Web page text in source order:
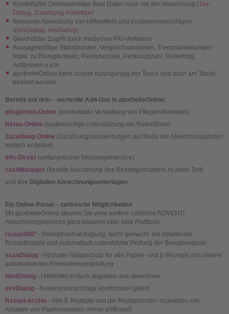
Komfortable Onlinekorrektur Ihrer Daten noch vor der Abrechnung (Tax-
Dialog, Zuzahlung-Korrektur)
Bequeme Abwicklung von Hilfsmitteln und Kostenvoranschlägen
(himiDialog, ekvDialog)
Geschützter Zugriff durch modernes PKI-Verfahren
Aussagekräftige Statistikdaten, Vergleichsanalysen, Trenddarstellungen
bspw. zu Rezeptumsatz, Rezeptanzahl, Packungszahl, Rohertrag,
Arztpraxen u.v.m.
apothekeOnline kann zudem durchgängig per Touch und auch am Tablet
bedient werden
Bereits mit drin – wertvolle Add-Ons in apothekeOnline:
pflegeHimi-Online (komfortable Verwaltung von Pflegehilfsmitteln)
Retax-Online (systemseitige Unterstützung bei Retaxfällen)
Zuzahlung-Online (Zuzahlungsauswertungen auf Basis der Abrechnungsdaten
einfach erstellen)
Info-Direkt (umfangreicher Messengerservice)
cashManager (flexible Auszahlung des Rezeptguthabens zu jeder Zeit)
und Ihre Digitalen Abrechnungsunterlagen
Ein Online-Portal – zahlreiche Möglichkeiten
Mit apothekeOnline steuern Sie viele weitere nützliche NOVENTI
Abrechnungsservices ganz bequem über eine Plattform:
rezept360° - Rezeptnachverfolgung, leicht gemacht: mit detaillierter
Rezepthistorie und automatisch unterstützter Prüfung der Belegbestände
scanDialog - Höchster Retaxschutz für alle Papier- und E-Rezepte mit unserer
automatisierten Premiumrezeptprüfung
himiDialog - Hilfsmittel einfach abgeben und abrechnen
ekvDialog - Kostenvoranschläge komfortabel gelöst
Rezept-Archiv - Alle E-Rezepte und die Rezeptvorder/-rückseiten inkl.
Anlagen von Papierrezepten immer griffbereit